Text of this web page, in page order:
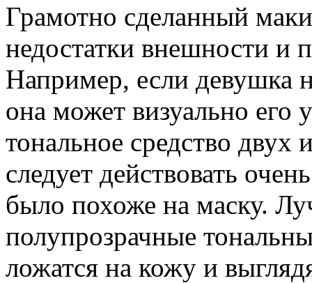
Грамотно сделанный
недостатки внешности и
Например, если девушка
она может визуально его
тональное средство
следует действовать
было похоже на маску.
полупрозрачные
ложатся на кожу и